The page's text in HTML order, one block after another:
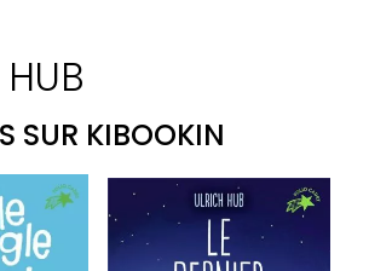
SUR KIBOOKIN